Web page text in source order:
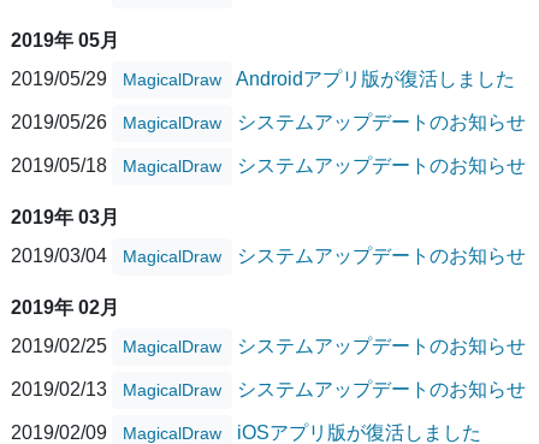
2019年 05月
2019/05/29
MagicalDraw Androidアプリ版が復活しました
2019/05/26 MagicalDraw システムアップデートのお知らせ
2019/05/18 MagicalDraw システムアップデートのお知らせ
2019年 03月
2019/03/04
MagicalDraw システムアップデートのお知らせ
2019年 02月
2019/02/25
MagicalDraw システムアップデートのお知らせ
2019/02/13 MagicalDraw システムアップデートのお知らせ
2019/02/09 MagicalDraw iOSアプリ版が復活しました